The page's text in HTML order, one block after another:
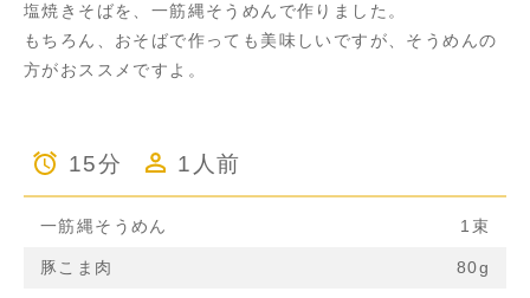
塩焼きそばを、一筋縄そうめんで作りました。
もちろん、おそばで作っても美味しいですが、そうめんの
方がおススメですよ。
15分 1人前
一筋縄そうめん 1束
豚こま肉 80g